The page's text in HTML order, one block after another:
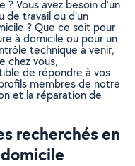
Vous avez besoin d’un
travail ou d’un
? Que ce soit pour
à domicile ou pour un
technique à venir,
chez vous,
de répondre à vos
membres de notre
et la réparation de
recherchés en